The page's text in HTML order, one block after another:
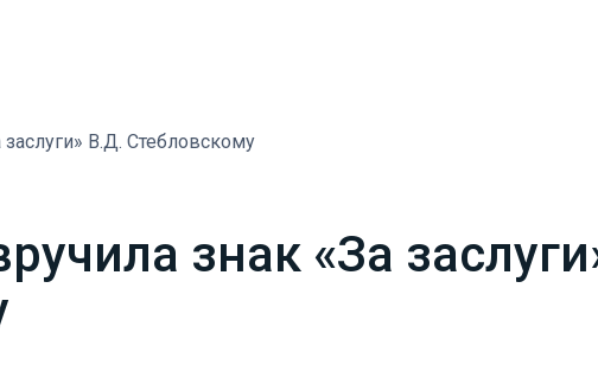
заслуги» В.Д. Стебловскому
знак «За